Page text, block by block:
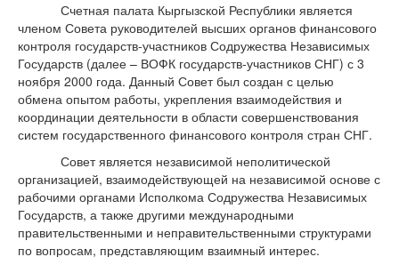
Счетная палата Кыргызской Республики является
членом Совета руководителей высших органов финансового
контроля государств-участников Содружества Независимых
Государств (далее – ВОФК государств-участников СНГ) с 3
ноября 2000 года. Данный Совет был создан с целью
обмена опытом работы, укрепления взаимодействия и
координации деятельности в области совершенствования
систем государственного финансового контроля стран СНГ.
Совет является независимой неполитической
организацией, взаимодействующей на независимой основе с
рабочими органами Исполкома Содружества Независимых
Государств, а также другими международными
правительственными и неправительственными структурами
по вопросам, представляющим взаимный интерес.